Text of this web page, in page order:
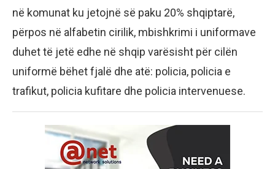
në komunat ku jetojnë së paku 20% shqiptarë,
përpos në alfabetin cirilik, mbishkrimi i uniformave
duhet të jetë edhe në shqip varësisht për cilën
uniformë bëhet fjalë dhe atë: policia, policia e
trafikut, policia kufitare dhe policia intervenuese.